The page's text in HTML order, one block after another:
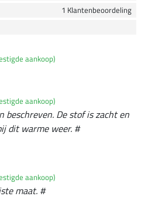
1 Klantenbeoordeling
aankoop)
aankoop)
beschreven. De stof is zacht en
dit warme weer. #
aankoop)
maat. #